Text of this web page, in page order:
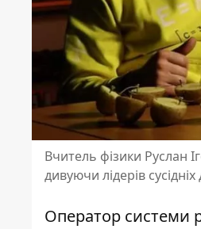
Вчитель фізики Руслан
дивуючи лідерів
Оператор системи